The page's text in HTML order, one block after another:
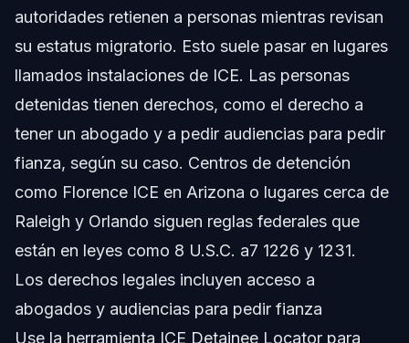
Preguntas Frecuentes
bfCue1les son los derechos de las personas en
bfCf3mo puedo localizar a alguien detenido en un
centro de detencif3n migratoria?
la detencif3n migratoria?
bfExisten alternativas a la detencif3n migratoria?
EE.UU.?
bfQue9 debo llevar para visitar a alguien en detencif3n
autoridades retienen a personas mientras revisan
su estatus migratorio. Esto suele pasar en lugares
llamados instalaciones de ICE. Las personas
detenidas tienen derechos, como el derecho a
tener un abogado y a pedir audiencias para pedir
fianza, según su caso. Centros de detención
como Florence ICE en Arizona o lugares cerca de
Raleigh y Orlando siguen reglas federales que
están en leyes como 8 U.S.C. a7 1226 y 1231.
Los derechos legales incluyen acceso a
abogados y audiencias para pedir fianza
Use la herramienta ICE Detainee Locator para